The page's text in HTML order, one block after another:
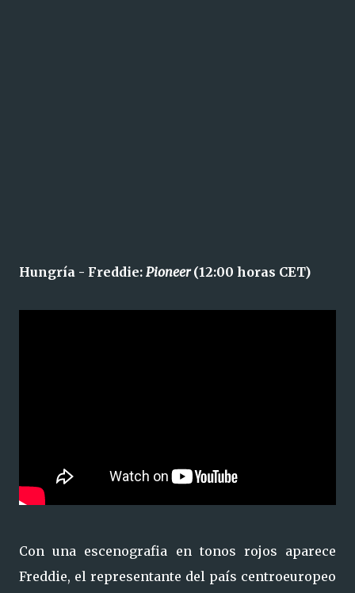
Hungría - Freddie: Pioneer(12:00 horas CET)
Con una escenografia en tonos rojos aparece
Freddie, el representante del país centroeuropeo